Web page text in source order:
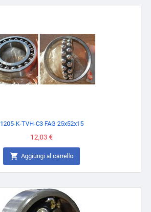
1205-K-TVH-C3 FAG 25x52x15
Prezzo
12,03 €
 Aggiungi al carrello